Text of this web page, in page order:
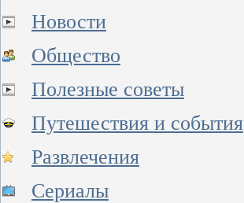
Новости
Общество
Полезные советы
Путешествия и события
Развлечения
Сериалы